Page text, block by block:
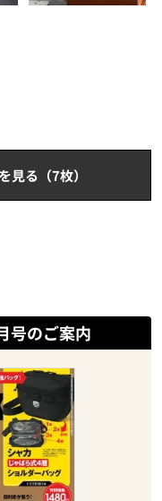
見る（7枚）
号のご案内